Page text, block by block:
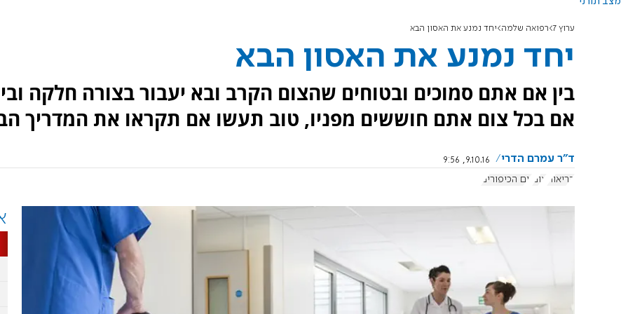
ערוץ 7 רפואה שלמה יחד נמנע את האסון הבא
יחד נמנע את האסון הבא
בין אם אתם סמוכים ובטוחים שהצום הקרב ובא יעבור בצורה חלקה
אם בכל צום אתם חוששים מפניו, טוב תעשו אם תקראו את המדריך
ד"ר עמרם הדרי
9.10.16, 9:56
בריאות
צום יום הכיפורים